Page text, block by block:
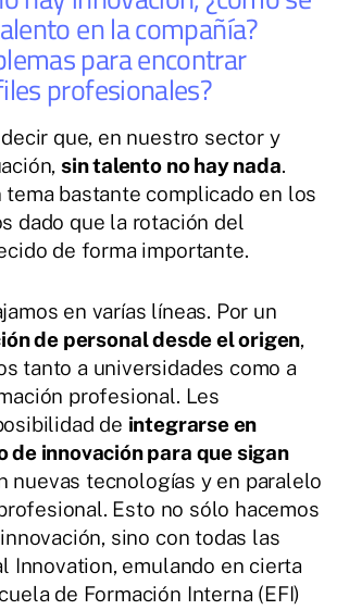
en la compañía?
para encontrar
profesionales?
que, en nuestro sector y
sin talento no hay nada.
tema bastante complicado en los
dado que la rotación del
de forma importante.
en varías líneas. Por un
de personal desde el origen,
tanto a universidades como a
profesional. Les
de integrarse en
de innovación para que sigan
nuevas tecnologías y en paralelo
Esto no sólo hacemos
sino con todas las
Innovation, emulando en cierta
de Formación Interna (EFI)